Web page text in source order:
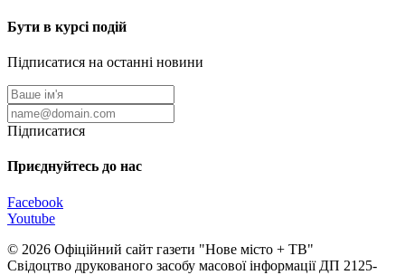
Бути в курсі подій
Підписатися на останні новини
Підписатися
Приєднуйтесь до нас
Facebook
Youtube
© 2026 Офіційний сайт газети "Нове мiсто + ТВ"
Свідоцтво друкованого засобу масової інформації ДП 2125-